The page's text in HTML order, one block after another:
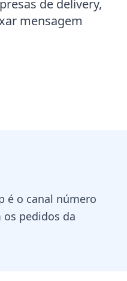
de delivery,
mensagem
é o canal número
pedidos da